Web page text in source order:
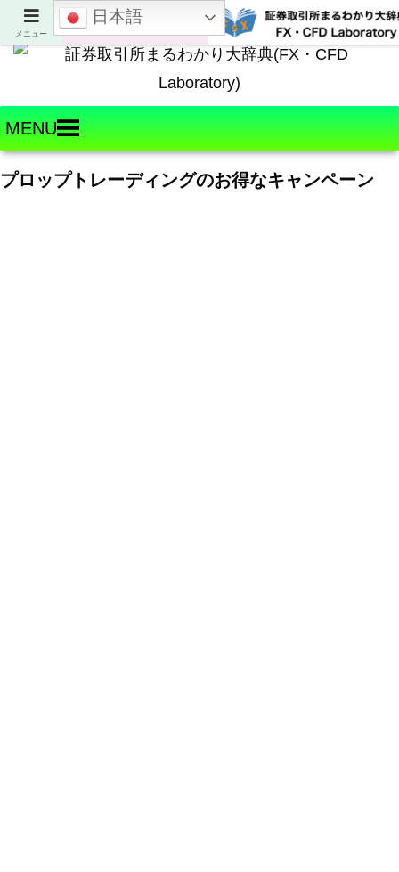
Welcome to FX・CFD Laboratory!
MENU
プロップトレーディングのお得なキャンペーン
メニュー
日本語